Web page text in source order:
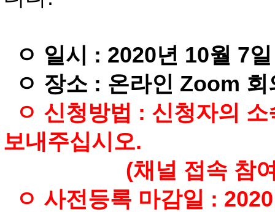
ㅇ 일시 : 2020년 10월 7
ㅇ 장소 : 온라인 Zoom 회
ㅇ 신청방법 : 신청자의
보내주십시오.
(채널 접속 참여 링
ㅇ 사전등록 마감일 :